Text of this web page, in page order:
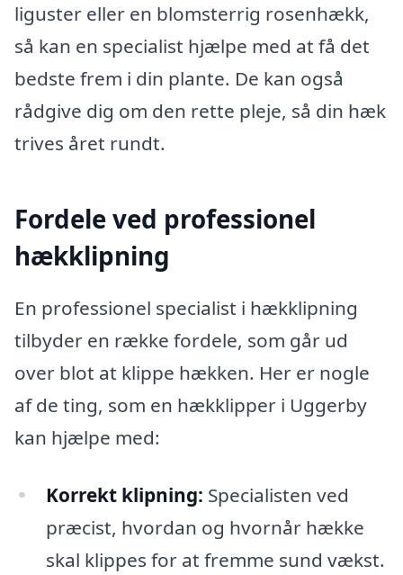
liguster eller en blomsterrig rosenhækk,
så kan en specialist hjælpe med at få det
bedste frem i din plante. De kan også
rådgive dig om den rette pleje, så din hæk
trives året rundt.
Fordele ved professionel
hækklipning
En professionel specialist i hækklipning
tilbyder en række fordele, som går ud
over blot at klippe hækken. Her er nogle
af de ting, som en hækklipper i Uggerby
kan hjælpe med:
Korrekt klipning: Specialisten ved
præcist, hvordan og hvornår hække
skal klippes for at fremme sund vækst.